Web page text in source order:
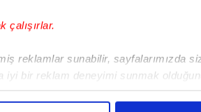
çalışırlar.
reklamlar sunabilir, sayfalarımızda
iyi bir reklam deneyimi sunmak
ve bu noktada, reklamların